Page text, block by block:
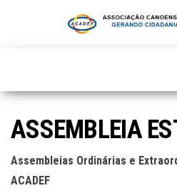
ASSEMBLEIA
Assembleias Ordinárias e
ACADEF